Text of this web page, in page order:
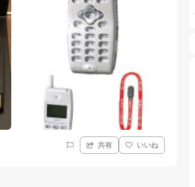
共有 いいね